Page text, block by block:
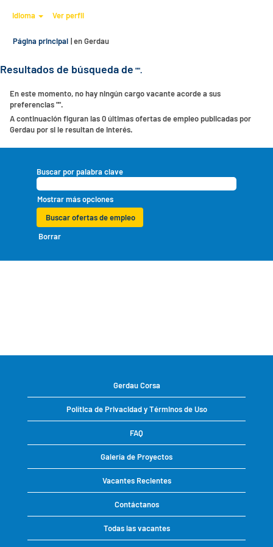
Idioma Ver perfil
Página principal |en Gerdau(página
Resultados de búsqueda de "".
En este momento, no hay ningún cargo vacante acorde a sus
preferencias "".
A continuación figuran las 0 últimas ofertas de empleo publicadas por
Gerdau por si le resultan de interés.
Buscar por palabra clave
Mostrar más opciones
Borrar
Gerdau Corsa
Política de Privacidad y Términos de Uso
FAQ
Galería de Proyectos
Vacantes Recientes
Contáctanos
Todas las vacantes